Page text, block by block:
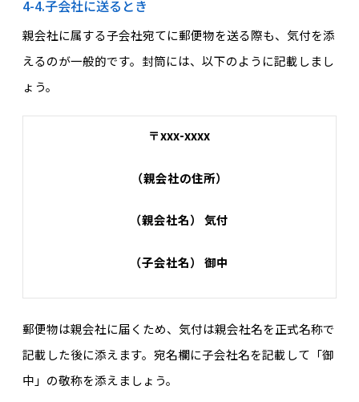
4-4.子会社に送るとき
親会社に属する子会社宛てに郵便物を送る際も、気付を添
えるのが一般的です。封筒には、以下のように記載しまし
ょう。
〒xxx-xxxx
（親会社の住所）
（親会社名） 気付
（子会社名） 御中
郵便物は親会社に届くため、気付は親会社名を正式名称で
記載した後に添えます。宛名欄に子会社名を記載して「御
中」の敬称を添えましょう。